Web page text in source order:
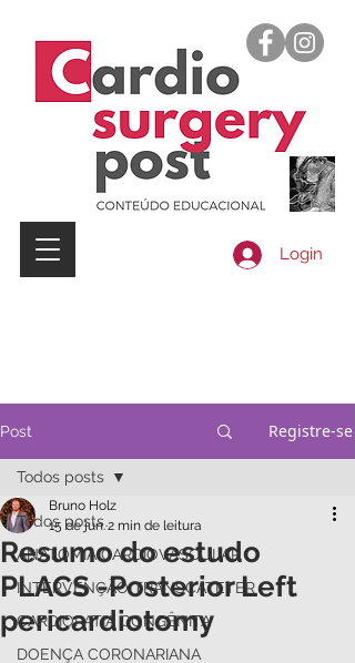
Login
Post Registre-se
Todos posts
ANATOMIA CARDIOVASCULAR
INTERVENÇÃO TRANSCATETER
CARDIOPATIA CONGÊNITA
DOENÇA CORONARIANA
Todos posts
Resumo do estudo
PLACS -Posterior Left
pericardiotomy
Bruno Holz
15 de jun.2 min de leitura